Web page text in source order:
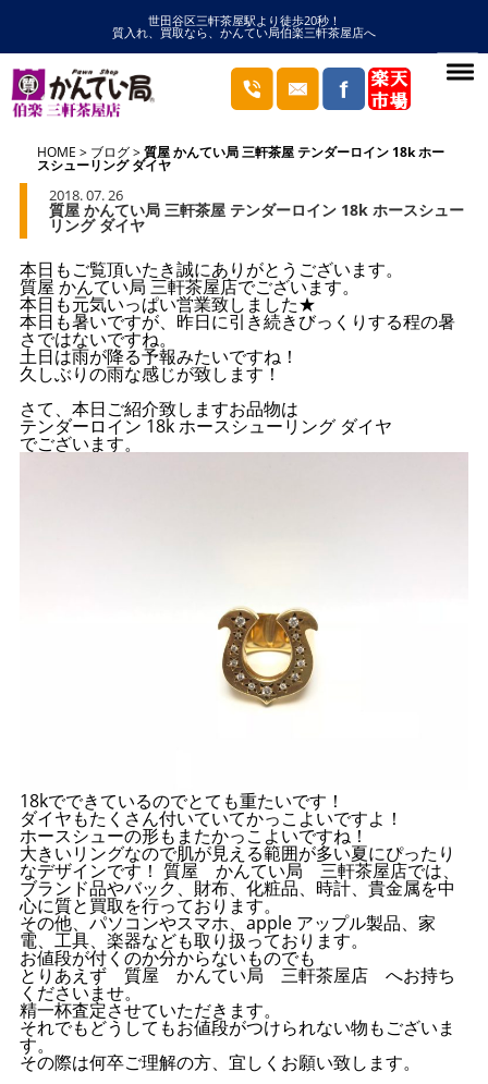
世田谷区三軒茶屋駅より徒歩20秒！
質入れ、買取なら、かんてい局伯楽三軒茶屋店へ
HOME ブログ 質屋 かんてい局 三軒茶屋 テンダーロイン 18k ホー
スシューリング ダイヤ
2018. 07. 26
質屋 かんてい局 三軒茶屋 テンダーロイン 18k ホースシュー
リング ダイヤ
本日もご覧頂いたき誠にありがとうございます。
質屋 かんてい局 三軒茶屋店でございます。
本日も元気いっぱい営業致しました★
本日も暑いですが、昨日に引き続きびっくりする程の暑
さではないですね。
土日は雨が降る予報みたいですね！
久しぶりの雨な感じが致します！
さて、本日ご紹介致しますお品物は
テンダーロイン 18k ホースシューリング ダイヤ
でございます。
18kでできているのでとても重たいです！
ダイヤもたくさん付いていてかっこよいですよ！
ホースシューの形もまたかっこよいですね！
大きいリングなので肌が見える範囲が多い夏にぴったり
なデザインです！ 質屋 かんてい局 三軒茶屋店では、
ブランド品やバック、財布、化粧品、時計、貴金属を中
心に質と買取を行っております。
その他、パソコンやスマホ、apple アップル製品、家
電、工具、楽器なども取り扱っております。
お値段が付くのか分からないものでも
とりあえず 質屋 かんてい局 三軒茶屋店 へお持ち
くださいませ。
精一杯査定させていただきます。
それでもどうしてもお値段がつけられない物もございま
す。
その際は何卒ご理解の方、宜しくお願い致します。